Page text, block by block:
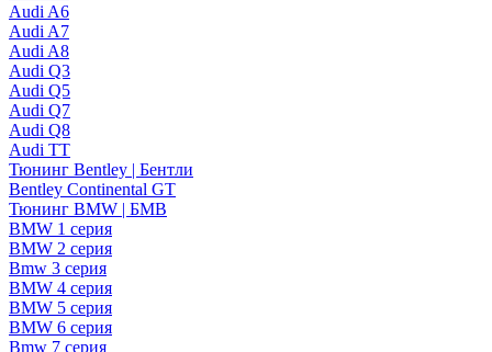
Audi A6
Audi A7
Audi A8
Audi Q3
Audi Q5
Audi Q7
Audi Q8
Audi TT
Тюнинг Bentley | Бентли
Bentley Continental GT
Тюнинг BMW | БМВ
BMW 1 серия
BMW 2 серия
Bmw 3 серия
BMW 4 серия
BMW 5 серия
BMW 6 серия
Bmw 7 серия